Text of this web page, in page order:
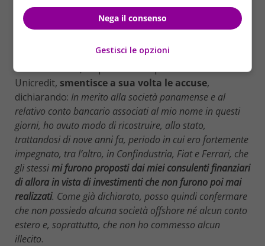
Montezemolo, in qualità di vicepresidente di
Unicredit, smentisce a sua volta le accuse,
dichiarando: In merito alla società panamense e al
relativo conto bancario associati al mio nome in questi
giorni, ho avuto modo di ricostruire, allo stato,
trattandosi di nove anni fa, periodo in cui ero fortemente
impegnato, tra l’altro, in Confindustria, Fiat e Ferrari, che
gli stessimi furono proposti dai miei consulenti finanziari
di allora in vista di investimenti che non furono poi mai
realizzati. Come già dichiarato, posso quindi confermare
che non possiedo alcuna società offshore né alcun conto
estero e, soprattutto, che non ho commesso alcun
illecito.
Nega il consenso
Gestisci le opzioni